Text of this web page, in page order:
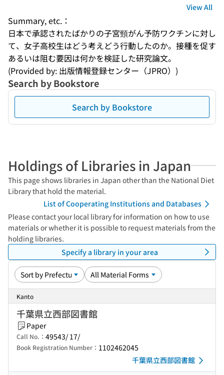
View All
Summary, etc.：
日本で承認されたばかりの子宮頸がん予防ワクチンに対し
て、女子高校生はどう考えどう行動したのか。接種を促す
あるいは阻む要因は何かを検証した研究論文。
(Provided by: 出版情報登録センター（JPRO）)
Search by Bookstore
Search by Bookstore
Holdings of Libraries in Japan
This page shows libraries in Japan other than the National Diet
Library that hold the material.
List of Cooperating Institutions and Databases
Please contact your local library for information on how to use
materials or whether it is possible to request materials from the
holding libraries.
Specify a library in your area
Kanto
千葉県立西部図書館
Paper
Call No.： 49543/ 17/
Book Registration Number： 1102462045
千葉県立西部図書館